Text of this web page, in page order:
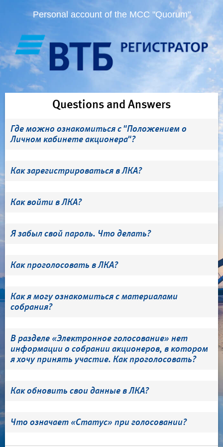
Personal account of the MCC "Quorum"
Questions and Answers
Где можно ознакомиться с "Положением о
Личном кабинете акционера"?
Как зарегистрироваться в ЛКА?
Как войти в ЛКА?
Я забыл свой пароль. Что делать?
Как проголосовать в ЛКА?
Как я могу ознакомиться с материалами
собрания?
В разделе «Электронное голосование» нет
информации о собрании акционеров, в котором
я хочу принять участие. Как проголосовать?
Как обновить свои данные в ЛКА?
Что означает «Статус» при голосовании?